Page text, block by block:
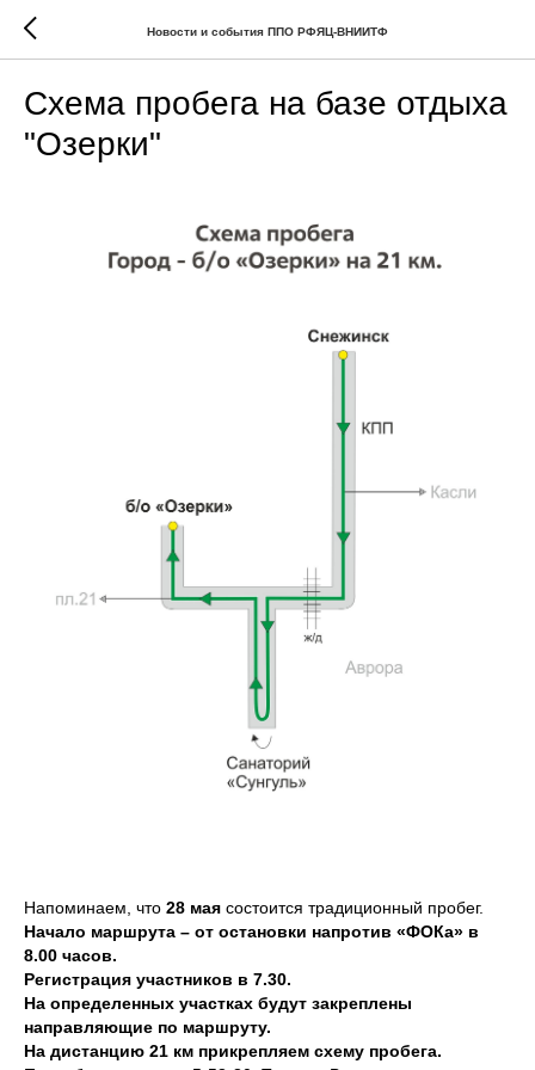
Новости и события ППО РФЯЦ-ВНИИТФ
Схема пробега на базе отдыха
"Озерки"
Напоминаем, что 28 мая состоится традиционный пробег.
Начало маршрута – от остановки напротив «ФОКа» в
8.00 часов.
Регистрация участников в 7.30.
На определенных участках будут закреплены
направляющие по маршруту.
На дистанцию 21 км прикрепляем схему пробега.